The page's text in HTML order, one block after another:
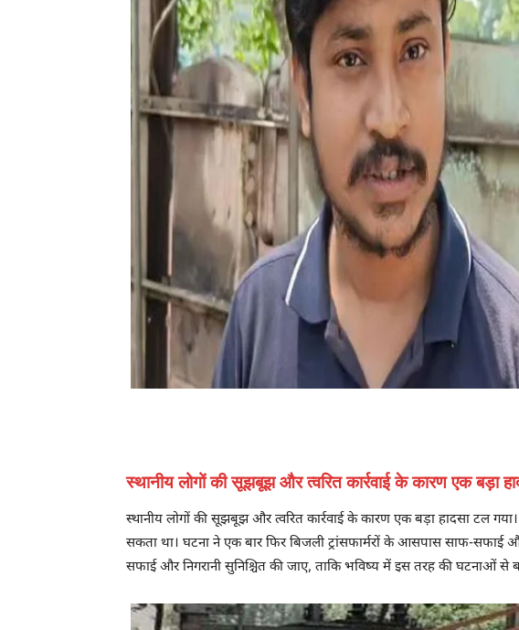
स्थानीय लोगों की सूझबूझ और त्वरित कार्रवाई के कारण एक बड़ा
स्थानीय लोगों की सूझबूझ और त्वरित कार्रवाई के कारण एक बड़ा हादसा टल
सकता था। घटना ने एक बार फिर बिजली ट्रांसफार्मरों के आसपास साफ-सफाई
सफाई और निगरानी सुनिश्चित की जाए, ताकि भविष्य में इस तरह की घटनाओं से